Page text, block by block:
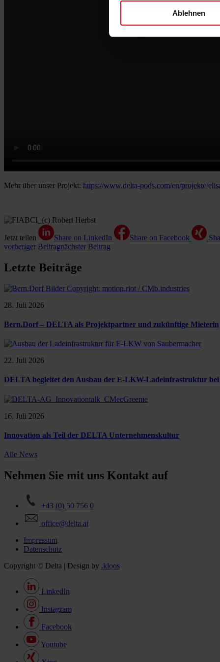
Ablehnen
Mehr über unser Projekt: https://www.delta-pods.com/en/projekte/
Jetzt teilen Share on LinkedIn Share on Facebook
vorheriger Beitragnächster Beitrag
Letzte Beiträge
28. Juli 2026
Bern.Dorf – DELTA als Projektpartner und zukünftige Mieterin
22. Juli 2026
DELTA begleitet den Ausbau der E-LKW-Ladeinfrastruktur bei
16. Juli 2026
Innovation als Teil der DELTA Unternehmenskultur
Alle News
Nehmen Sie mit uns Kontakt auf
+43 (0) 50 756 0
office@delta.at
Impressum
Datenschutz
Copyright © Delta | Design by .kloos
LinkedIn
Instagram
Facebook
Youtube